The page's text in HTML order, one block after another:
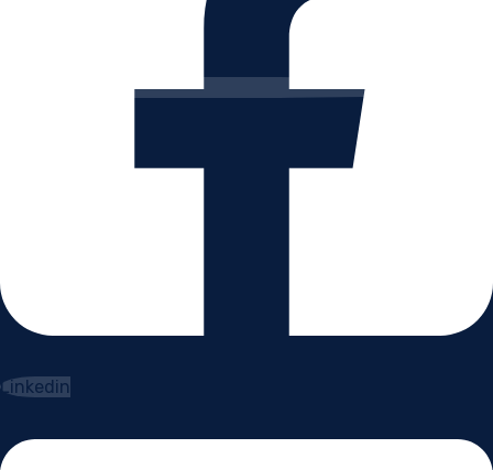
Linkedin